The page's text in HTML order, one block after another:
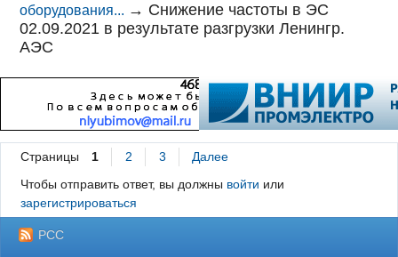
оборудования... → Снижение частоты в ЭС
02.09.2021 в результате разгрузки Ленингр.
АЭС
Страницы 1 2 3
Далее
Чтобы отправить ответ, вы должны войти или
зарегистрироваться
РСС